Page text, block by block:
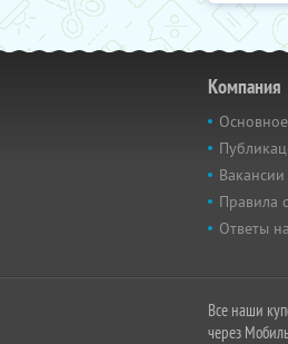
Компания
Основное
Вакансии
Правила
Ответы
Все наши
через